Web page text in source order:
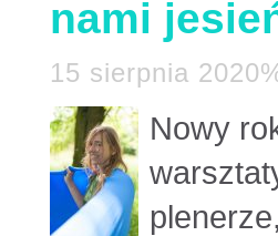
nami
15 sierpnia
Nowy